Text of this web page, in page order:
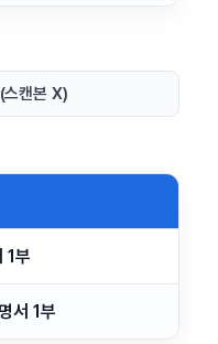
캔본 X)
1부
서 1부